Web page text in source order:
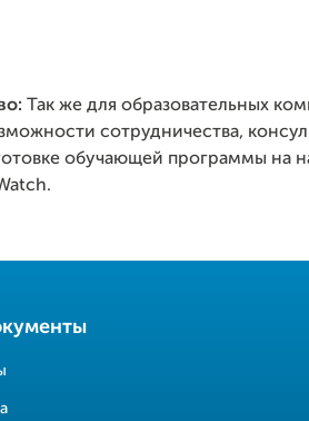
Так же для образовательных
сотрудничества,
обучающей программы на